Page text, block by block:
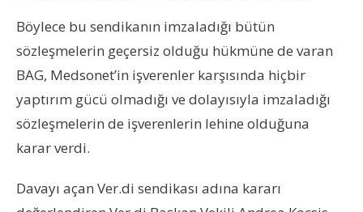
Böylece bu sendikanın imzaladığı bütün
sözleşmelerin geçersiz olduğu hükmüne de varan
BAG, Medsonet’in işverenler karşısında hiçbir
yaptırım gücü olmadığı ve dolayısıyla imzaladığı
sözleşmelerin de işverenlerin lehine olduğuna
karar verdi.
Davayı açan Ver.di sendikası adına kararı